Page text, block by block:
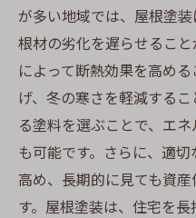
訪問営業の危険
見積もり比較で
業者との契約前
屋根塗装の施工時期
アドバイス
最適な施工時期
施工前に考慮す
が多い地域では、屋根塗
根材の劣化を遅らせるこ
によって断熱効果を高め
げ、冬の寒さを軽減する
る塗料を選ぶことで、エ
も可能です。さらに、適
高め、長期的に見ても資
す。屋根塗装は、住宅を